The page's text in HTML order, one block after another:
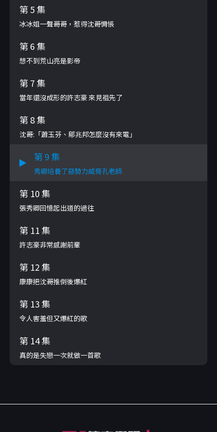
第 5 集
冰冰姐一聲哥哥，惹得沈哥惆悵
第 6 集
想不到荒山亮是影帝
第 7 集
當年還沒成形的許志豪 來見祖先了
第 8 集
沈哥:「蕭玉芬、鄔兆邦怎麼沒有來電」
第 9 集
秀卿培養了惡勢力威脅孔老師
第 10 集
張秀卿回憶起出道的過往
第 11 集
許志豪非常感謝前輩
第 12 集
康康把沈哥推倒後爆紅
第 13 集
令人害羞但又爆紅的歌
第 14 集
真的是失戀一次就做一首歌